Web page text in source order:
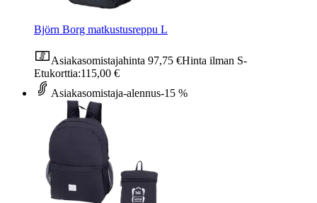
Björn Borg matkustusreppu L
Asiakasomistajahinta 97,75 €Hinta ilman S-
Etukorttia:115,00 €
Asiakasomistaja-alennus-15 %